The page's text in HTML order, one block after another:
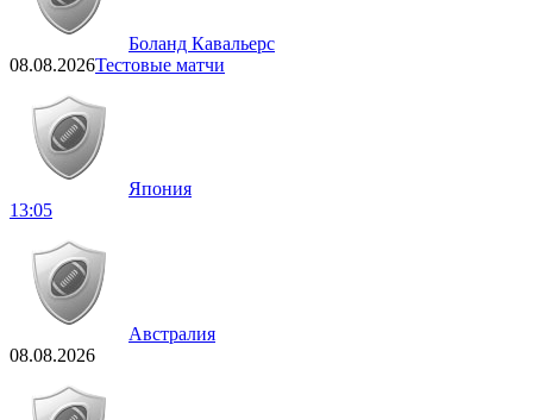
Боланд Кавальерс
08.08.2026Тестовые матчи
Япония
13:05
Австралия
08.08.2026